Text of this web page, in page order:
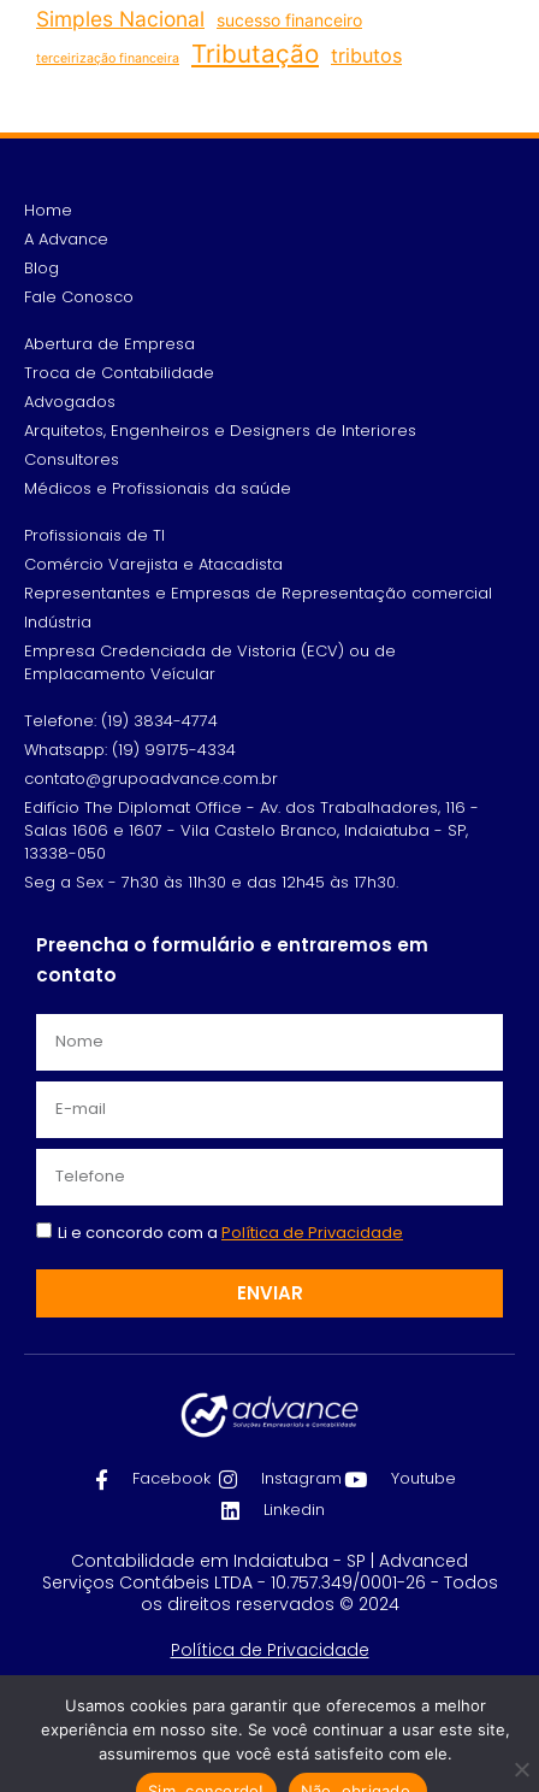
Simples Nacional sucesso financeiro
terceirização financeira Tributação tributos
Home
A Advance
Blog
Fale Conosco
Abertura de Empresa
Troca de Contabilidade
Advogados
Arquitetos, Engenheiros e Designers de Interiores
Consultores
Médicos e Profissionais da saúde
Profissionais de TI
Comércio Varejista e Atacadista
Representantes e Empresas de Representação comercial
Indústria
Empresa Credenciada de Vistoria (ECV) ou de
Emplacamento Veícular
Telefone: (19) 3834-4774
Whatsapp: (19) 99175-4334
contato@grupoadvance.com.br
Edifício The Diplomat Office - Av. dos Trabalhadores, 116 -
Salas 1606 e 1607 - Vila Castelo Branco, Indaiatuba - SP,
13338-050
Seg a Sex - 7h30 às 11h30 e das 12h45 às 17h30.
Preencha o formulário e entraremos em
contato
Li e concordo com a Política de Privacidade
ENVIAR
Facebook Instagram
Youtube
Linkedin
Contabilidade em Indaiatuba - SP | Advanced
Serviços Contábeis LTDA - 10.757.349/0001-26 - Todos
os direitos reservados © 2024
Política de Privacidade
Feito com
por GRUPO DPG
Usamos cookies para garantir que oferecemos a melhor
experiência em nosso site. Se você continuar a usar este site,
assumiremos que você está satisfeito com ele.